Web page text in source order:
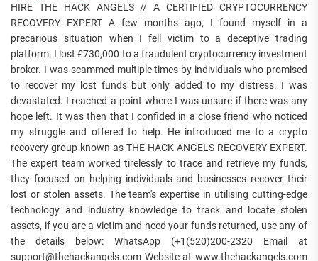
HIRE THE HACK ANGELS // A CERTIFIED CRYPTOCURRENCY
RECOVERY EXPERT A few months ago, I found myself in a
precarious situation when I fell victim to a deceptive trading
platform. I lost £730,000 to a fraudulent cryptocurrency investment
broker. I was scammed multiple times by individuals who promised
to recover my lost funds but only added to my distress. I was
devastated. I reached a point where I was unsure if there was any
hope left. It was then that I confided in a close friend who noticed
my struggle and offered to help. He introduced me to a crypto
recovery group known as THE HACK ANGELS RECOVERY EXPERT.
The expert team worked tirelessly to trace and retrieve my funds,
they focused on helping individuals and businesses recover their
lost or stolen assets. The team's expertise in utilising cutting-edge
technology and industry knowledge to track and locate stolen
assets, if you are a victim and need your funds returned, use any of
the details below: WhatsApp (+1(520)200-2320 Email at
support@thehackangels.com Website at www.thehackangels.com